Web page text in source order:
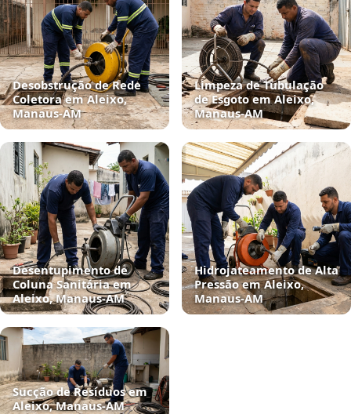
Desobstrução de Rede
Coletora em Aleixo,
Manaus‑AM
Limpeza de Tubulação
de Esgoto em Aleixo,
Manaus‑AM
Desentupimento de
Coluna Sanitária em
Aleixo, Manaus‑AM
Hidrojateamento de Alta
Pressão em Aleixo,
Manaus‑AM
Sucção de Resíduos em
Aleixo, Manaus‑AM